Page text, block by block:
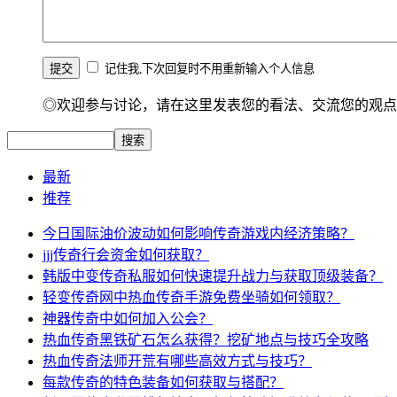
记住我,下次回复时不用重新输入个人信息
◎欢迎参与讨论，请在这里发表您的看法、交流您的观
最新
推荐
今日国际油价波动如何影响传奇游戏内经济策略？
jjj传奇行会资金如何获取？
韩版中变传奇私服如何快速提升战力与获取顶级装备？
轻变传奇网中热血传奇手游免费坐骑如何领取？
神器传奇中如何加入公会？
热血传奇黑铁矿石怎么获得？挖矿地点与技巧全攻略
热血传奇法师开荒有哪些高效方式与技巧？
每款传奇的特色装备如何获取与搭配？